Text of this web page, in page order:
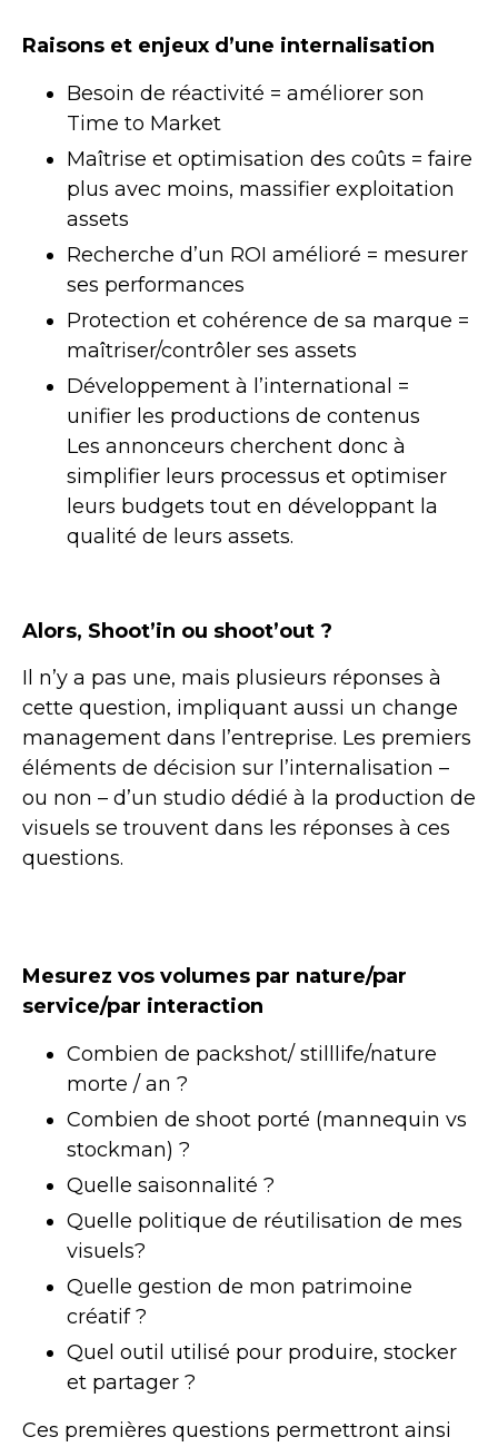
Raisons et enjeux d’une internalisation
Besoin de réactivité = améliorer son
Time to Market
Maîtrise et optimisation des coûts = faire
plus avec moins, massifier exploitation
assets
Recherche d’un ROI amélioré = mesurer
ses performances
Protection et cohérence de sa marque =
maîtriser/contrôler ses assets
Développement à l’international =
unifier les productions de contenus
Les annonceurs cherchent donc à
simplifier leurs processus et optimiser
leurs budgets tout en développant la
qualité de leurs assets.
Alors, Shoot’in ou shoot’out ?
Il n’y a pas une, mais plusieurs réponses à
cette question, impliquant aussi un change
management dans l’entreprise. Les premiers
éléments de décision sur l’internalisation –
ou non – d’un studio dédié à la production de
visuels se trouvent dans les réponses à ces
questions.
Mesurez vos volumes par nature/par
service/par interaction
Combien de packshot/ stilllife/nature
morte / an ?
Combien de shoot porté (mannequin vs
stockman) ?
Quelle saisonnalité ?
Quelle politique de réutilisation de mes
visuels?
Quelle gestion de mon patrimoine
créatif ?
Quel outil utilisé pour produire, stocker
et partager ?
Ces premières questions permettront ainsi